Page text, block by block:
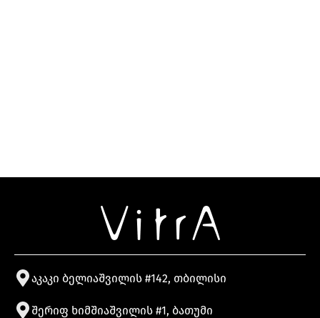
აკაკი ბელიაშვილის #142, თბილისი
შერიფ ხიმშიაშვილის #1, ბათუმი